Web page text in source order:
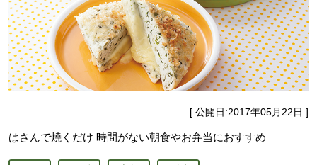
[ 公開日:2017年05月22日 ]
はさんで焼くだけ 時間がない朝食やお弁当におすすめ